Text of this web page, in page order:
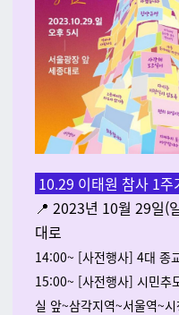
10.29 이태원 참사 1주
📍 2023년 10월 29일(
대로
14:00~ [사전행사] 4대 종
15:00~ [사전행사] 시민추
실 앞~삼각지역~서울역~시